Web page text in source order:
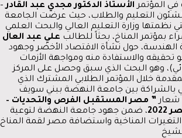
المؤتمر الأستاذ الدكتور مجدي عبد القادر–
التعليم والطلاب، حيث عرضت الجامعة
نظمتها وزارة التعليم العالي والبحث العلمي
بمؤتمر المناخ، بحثاً للطالب علي عبد العال
الهندسة، حول نشأة الاقتصاد الأخضر وجهود
تحقيقه والاستفادة منه ومواجهة الأزمات
وهو البحث الذي سبق وحصل على المركز
خلال المؤتمر الطلابي المشترك الذي
بالشراكة بين جامعة النهضة ببني سويف
شعار ” مصر المستقبل الفرص والتحديات –
، ضمن جهود جامعة النهضة لتوعية
المناخية واستضافة مصر لقمة المناخ